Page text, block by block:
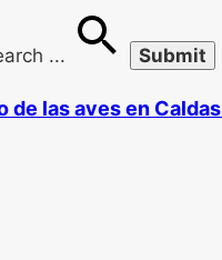
...